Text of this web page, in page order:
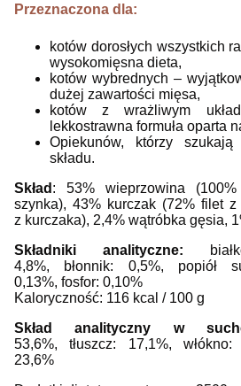
Przeznaczona dla:
kotów dorosłych wszystkich
wysokomięsna dieta,
kotów wybrednych –
dużej zawartości mięsa,
kotów z wrażliwym
lekkostrawna formuła oparta
Opiekunów, którzy
składu.
Skład : 53% wieprzowina
szynka), 43% kurczak (72% filet
z kurczaka), 2,4% wątróbka gęsia,
Składniki analityczne:
4,8%, błonnik: 0,5%, popiół
0,13%, fosfor: 0,10%
Kaloryczność: 116 kcal / 100 g
Skład analityczny w
53,6%,tłuszcz: 17,1%,
23,6%